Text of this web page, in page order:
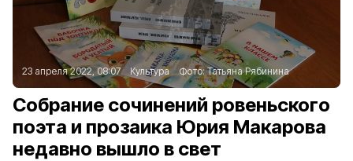
23 апреля 2022, 08:07 Культура Фото:Татьяна Рябинина
Собрание сочинений ровеньского
поэта и прозаика Юрия Макарова
недавно вышло в свет